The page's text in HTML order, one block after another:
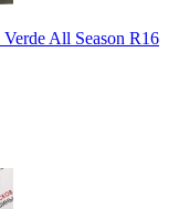
All Season R16